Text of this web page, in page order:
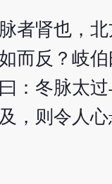
者肾也，
而反？岐
：冬脉太
，则令人